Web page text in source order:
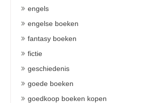
engels
engelse boeken
fantasy boeken
fictie
geschiedenis
goede boeken
goedkoop boeken kopen